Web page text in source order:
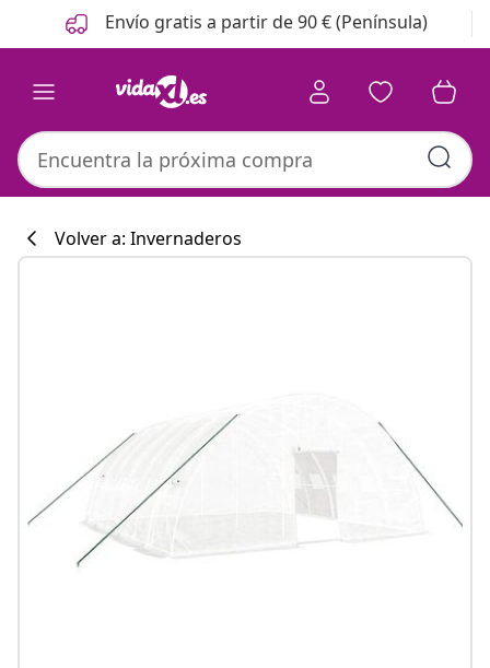
Anterior
Siguiente Envío gratis a partir de 90 € (Península)
Volver a: Invernaderos